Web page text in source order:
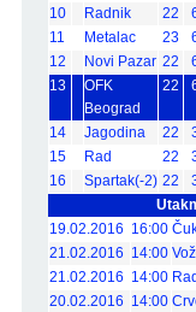
10
Radnik 22
11
Metalac 23
12
Novi Pazar 22
13
OFK
Beograd
22
14 Jagodina 22
15
Rad 22
16
Spartak(-2) 22
19.02.2016 16:00
21.02.2016 14:00
21.02.2016 14:00
20.02.2016 14:00